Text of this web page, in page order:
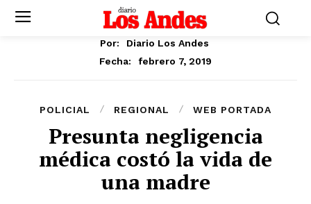
Por:
Diario Los Andes
Fecha:
febrero 7, 2019
POLICIAL REGIONAL WEB PORTADA
Presunta negligencia
médica costó la vida de
una madre